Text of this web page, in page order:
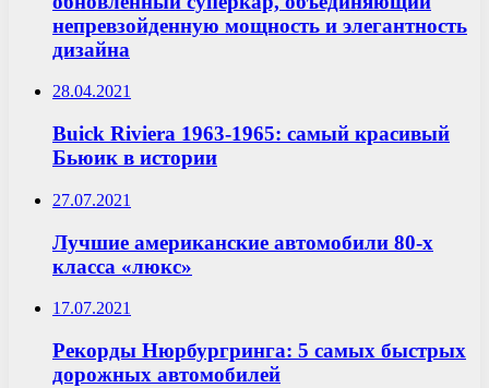
непревзойденную мощность и элегантность
дизайна
28.04.2021
Buick Riviera 1963-1965: самый красивый
Бьюик в истории
27.07.2021
Лучшие американские автомобили 80-х
класса «люкс»
17.07.2021
Рекорды Нюрбургринга: 5 самых быстрых
дорожных автомобилей